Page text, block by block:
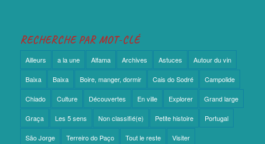
RECHERCHE PAR MOT-CLÉ
Ailleurs a la une Alfama Archives Astuces Autour du vin
Baixa Baixa Boire, manger, dormir Cais do Sodré Campolide
Chiado Culture Découvertes En ville Explorer Grand large
Graça Les 5 sens Non classifié(e) Petite histoire Portugal
São Jorge Terreiro do Paço Tout le reste Visiter